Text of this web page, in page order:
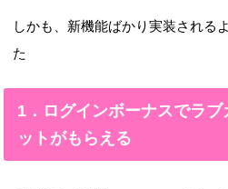
しかも、新機能ばかり実装される
た
1．ログインボーナスでラ
ットがもらえる